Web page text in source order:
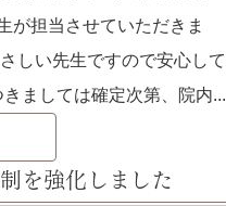
が担当させていただきま
しい先生ですので安心して
ましては確定次第、院内...
を強化しました